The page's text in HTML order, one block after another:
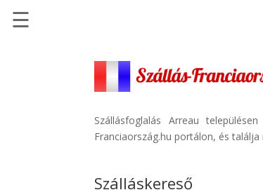
Szállásinfo.eu
Repülőjegy
Autóbérlés
☰
Szállásfoglalás Arreau
Franciaország.hu portálon, és
Szálláskereső